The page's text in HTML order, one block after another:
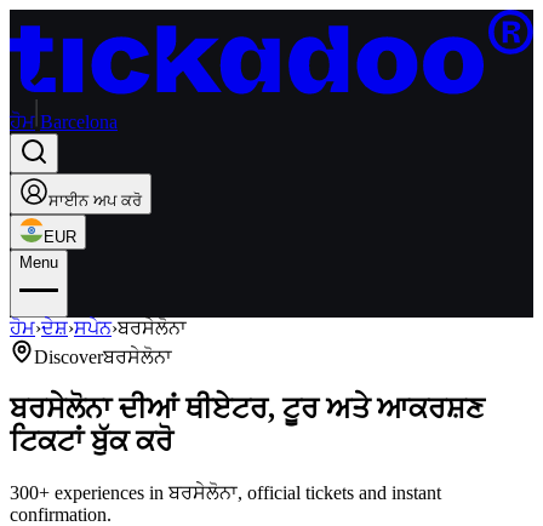
ਹੋਮ Barcelona
ਸਾਈਨ ਅਪ ਕਰੋ
EUR
Menu
ਹੋਮ›ਦੇਸ਼›ਸਪੇਨ›ਬਰਸੇਲੋਨਾ
Discoverਬਰਸੇਲੋਨਾ
ਬਰਸੇਲੋਨਾ ਦੀਆਂ ਥੀਏਟਰ, ਟੂਰ ਅਤੇ ਆਕਰਸ਼ਣ
ਟਿਕਟਾਂ ਬੁੱਕ ਕਰੋ
300+ experiences in ਬਰਸੇਲੋਨਾ, official tickets and instant
confirmation.